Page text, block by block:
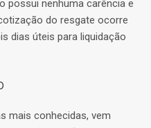
possui nenhuma carência e
do resgate ocorre
dias úteis para liquidação
mais conhecidas, vem